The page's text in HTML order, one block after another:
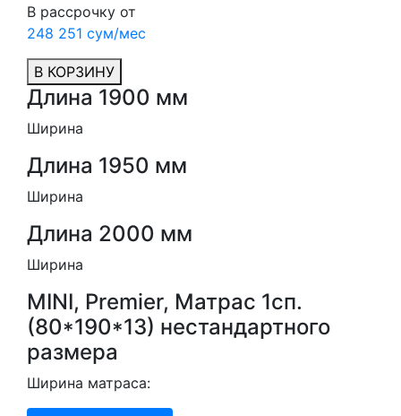
В рассрочку от
248 251 сум/мес
В КОРЗИНУ
Длина 1900 мм
Ширина
Длина 1950 мм
Ширина
Длина 2000 мм
Ширина
MINI, Premier, Матрас 1сп.
(80*190*13) нестандартного
размера
Ширина матраса: